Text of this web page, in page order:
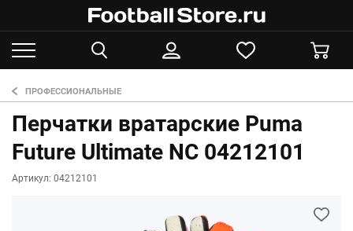
ПРОФЕССИОНАЛЬНЫЕ
Перчатки вратарские Puma
Future Ultimate NC 04212101
Артикул: 04212101